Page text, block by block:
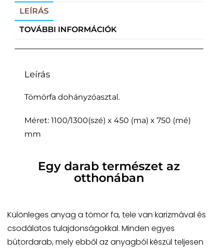
LEÍRÁS
TOVÁBBI INFORMÁCIÓK
Leírás
Tömörfa dohányzóasztal.
Méret: 1100/1300(szé) x 450 (ma) x 750 (mé)
mm
Egy darab természet az
otthonában
Különleges anyag a tömör fa, tele van karizmával és
csodálatos tulajdonságokkal. Minden egyes
bútordarab, mely ebből az anyagból készül teljesen